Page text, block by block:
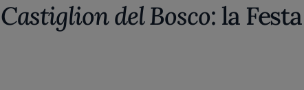
Castiglion del Bosco: la